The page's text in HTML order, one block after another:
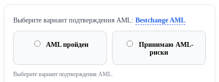
Выберите вариант подтверждения AML: Bestchange AML
AML пройден
Принимаю AML-
риски
Выберите вариант подтверждения AML.